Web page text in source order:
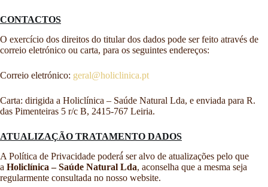
CONTACTOS
O exercício dos direitos do titular dos dados pode ser feito através de
correio eletrónico ou carta, para os seguintes endereços:
Correio eletrónico: geral@holiclinica.pt
Carta: dirigida a Holiclínica – Saúde Natural Lda, e enviada para R.
das Pimenteiras 5 r/c B, 2415-767 Leiria.
ATUALIZAÇÃO TRATAMENTO DADOS
A Política de Privacidade poderá́ ser alvo de atualizações pelo que
a Holiclínica – Saúde Natural Lda, aconselha que a mesma seja
regularmente consultada no nosso website.